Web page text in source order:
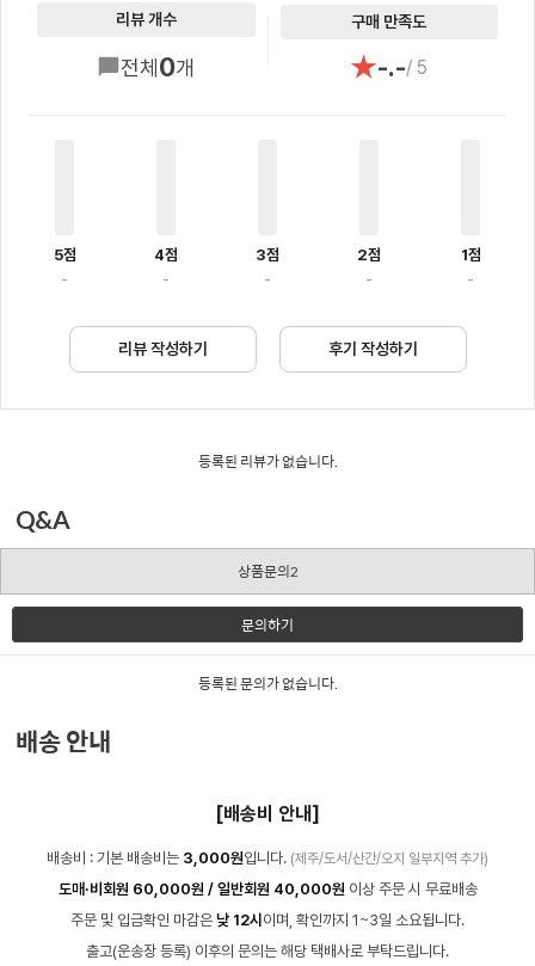
리뷰 개수
전체0개
구매 만족도
★-.-/ 5
5점
-
4점
-
3점
-
2점
-
1점
-
리뷰 작성하기 후기 작성하기
등록된 리뷰가 없습니다.
Q&A
상품문의2
문의하기
등록된 문의가 없습니다.
배송 안내
[배송비 안내]
배송비 : 기본 배송비는 3,000원입니다. (제주/도서/산간/오지 일부지역 추가)
도매·비회원 60,000원 / 일반회원 40,000원 이상 주문 시 무료배송
주문 및 입금확인 마감은 낮 12시 이며, 확인까지 1~3일 소요됩니다.
출고(운송장 등록) 이후의 문의는 해당 택배사로 부탁드립니다.